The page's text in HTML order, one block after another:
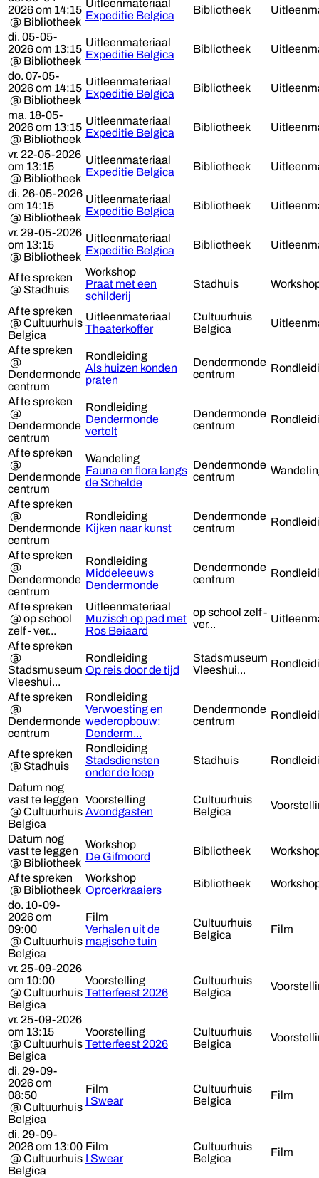
2026 om 14:15
@ Bibliotheek
Uitleenmateriaal
Expeditie Belgica
Bibliotheek
di. 05-05-
2026 om 13:15
@ Bibliotheek
Uitleenmateriaal
Expeditie Belgica
Bibliotheek
do. 07-05-
2026 om 14:15
@ Bibliotheek
Uitleenmateriaal
Expeditie Belgica
Bibliotheek
ma. 18-05-
2026 om 13:15
@ Bibliotheek
Uitleenmateriaal
Expeditie Belgica
Bibliotheek
vr. 22-05-2026
om 13:15
@ Bibliotheek
Uitleenmateriaal
Expeditie Belgica
Bibliotheek
di. 26-05-2026
om 14:15
@ Bibliotheek
Uitleenmateriaal
Expeditie Belgica
Bibliotheek
vr. 29-05-2026
om 13:15
@ Bibliotheek
Uitleenmateriaal
Expeditie Belgica
Bibliotheek
Af te spreken
@ Stadhuis
Workshop
Praat met een
schilderij
Stadhuis
Af te spreken
@ Cultuurhuis
Belgica
Uitleenmateriaal
Theaterkoffer
Cultuurhuis
Belgica
Af te spreken
@
Dendermonde
centrum
Rondleiding
Als huizen konden
praten
Dendermonde
centrum
Af te spreken
@
Dendermonde
centrum
Rondleiding
Dendermonde
vertelt
Dendermonde
centrum
Af te spreken
@
Dendermonde
centrum
Wandeling
Fauna en flora langs
de Schelde
Dendermonde
centrum
Af te spreken
@
Dendermonde
centrum
Rondleiding
Kijken naar kunst
Dendermonde
centrum
Af te spreken
@
Dendermonde
centrum
Rondleiding
Middeleeuws
Dendermonde
Dendermonde
centrum
Af te spreken
@ op school
zelf - ver...
Uitleenmateriaal
Muzisch op pad met
Ros Beiaard
op school zelf -
ver...
Af te spreken
@
Stadsmuseum
Vleeshui...
Rondleiding
Op reis door de tijd
Stadsmuseum
Vleeshui...
Af te spreken
@
Dendermonde
centrum
Rondleiding
Verwoesting en
wederopbouw:
Denderm...
Dendermonde
centrum
Af te spreken
@ Stadhuis
Rondleiding
Stadsdiensten
onder de loep
Stadhuis
Datum nog
vast te leggen
@ Cultuurhuis
Belgica
Voorstelling
Avondgasten
Cultuurhuis
Belgica
Datum nog
vast te leggen
@ Bibliotheek
Workshop
De Gifmoord
Bibliotheek
Af te spreken
@ Bibliotheek
Workshop
Oproerkraaiers
Bibliotheek
do. 10-09-
2026 om
09:00
@ Cultuurhuis
Belgica
Film
Verhalen uit de
magische tuin
Cultuurhuis
Belgica
Film
vr. 25-09-2026
om 10:00
@ Cultuurhuis
Belgica
Voorstelling
Tetterfeest 2026
Cultuurhuis
Belgica
vr. 25-09-2026
om 13:15
@ Cultuurhuis
Belgica
Voorstelling
Tetterfeest 2026
Cultuurhuis
Belgica
di. 29-09-
2026 om
08:50
@ Cultuurhuis
Belgica
Film
I Swear
Cultuurhuis
Belgica
Film
di. 29-09-
2026 om 13:00
@ Cultuurhuis
Belgica
Film
I Swear
Cultuurhuis
Belgica
Film